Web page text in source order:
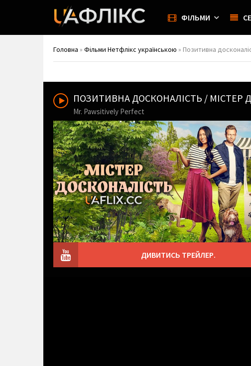
ФІЛЬМИ
Головна » Фільми Нетфлікс українською » Позитивна
ПОЗИТИВНА ДОСКОНАЛІСТЬ /
Mr. Pawsitively Perfect
ДИВИТИСЬ ТРЕЙЛЕР.